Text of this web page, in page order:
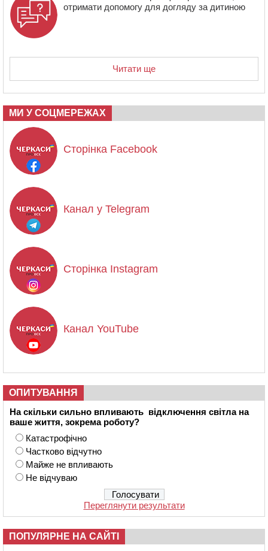
отримати допомогу для догляду за дитиною
Читати ще
МИ У СОЦМЕРЕЖАХ
Сторінка Facebook
Канал у Telegram
Сторінка Instagram
Канал YouTube
ОПИТУВАННЯ
На скільки сильно впливають відключення світла на
ваше життя, зокрема роботу?
Катастрофічно
Частково відчутно
Майже не впливають
Не відчуваю
Переглянути результати
ПОПУЛЯРНЕ НА САЙТІ